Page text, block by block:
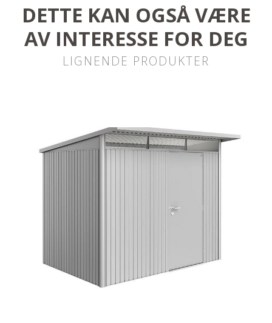
DETTE KAN OGSÅ VÆRE
AV INTERESSE FOR DEG
LIGNENDE PRODUKTER